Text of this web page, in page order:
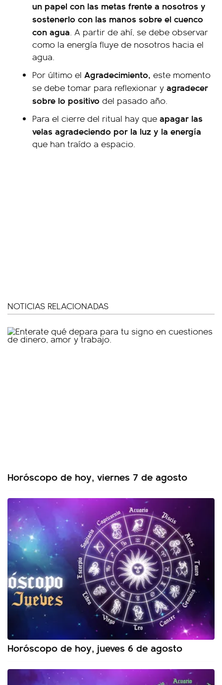
un papel con las metas frente a nosotros y
sostenerlo con las manos sobre el cuenco
con agua. A partir de ahí, se debe observar
como la energía fluye de nosotros hacia el
agua.
Por último el Agradecimiento, este momento
se debe tomar para reflexionar y agradecer
sobre lo positivo del pasado año.
Para el cierre del ritual hay que apagar las
velas agradeciendo por la luz y la energía
que han traído a espacio.
NOTICIAS RELACIONADAS
Horóscopo de hoy, viernes 7 de agosto
Horóscopo de hoy, jueves 6 de agosto